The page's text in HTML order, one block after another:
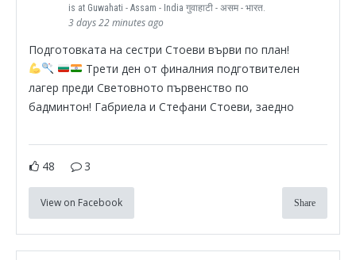
is at Guwahati - Assam - India गुवाहाटी - असम - भारत.
3 days 22 minutes ago
Подготовката на сестри Стоеви върви по план!
Трети ден от финалния подготвителен
лагер преди Световното първенство по
бадминтон! Габриела и Стефани Стоеви, заедно
48 3
View on Facebook Share